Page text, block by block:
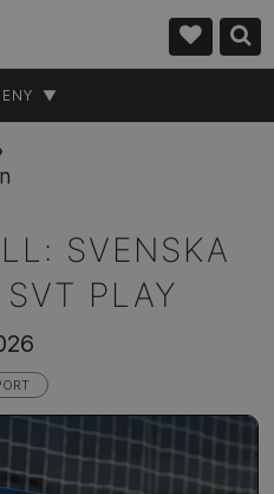
▼
SVENSKA
SVT PLAY